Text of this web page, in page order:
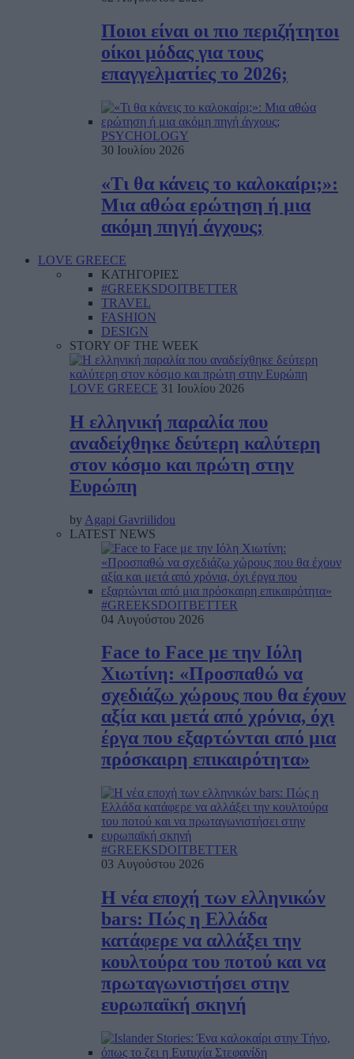
Ποιοι είναι οι πιο περιζήτητοι
οίκοι μόδας για τους
επαγγελματίες το 2026;
PSYCHOLOGY
30 Ιουλίου 2026
«Τι θα κάνεις το καλοκαίρι;»:
Μια αθώα ερώτηση ή μια
ακόμη πηγή άγχους;
LOVE GREECE
ΚΑΤΗΓΟΡΙΕΣ
#GREEKSDOITBETTER
TRAVEL
FASHION
DESIGN
STORY OF THE WEEK
LOVE GREECE 31 Ιουλίου 2026
Η ελληνική παραλία που
αναδείχθηκε δεύτερη καλύτερη
στον κόσμο και πρώτη στην
Ευρώπη
by Agapi Gavriilidou
LATEST NEWS
#GREEKSDOITBETTER
04 Αυγούστου 2026
Face to Face με την Ιόλη
Χιωτίνη: «Προσπαθώ να
σχεδιάζω χώρους που θα έχουν
αξία και μετά από χρόνια, όχι
έργα που εξαρτώνται από μια
πρόσκαιρη επικαιρότητα»
#GREEKSDOITBETTER
03 Αυγούστου 2026
Η νέα εποχή των ελληνικών
bars: Πώς η Ελλάδα
κατάφερε να αλλάξει την
κουλτούρα του ποτού και να
πρωταγωνιστήσει στην
ευρωπαϊκή σκηνή